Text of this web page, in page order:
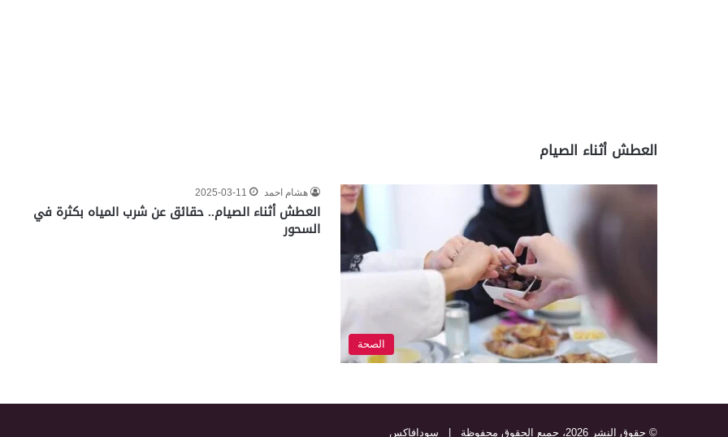
العطش أثناء الصيام
الصحة
هشام احمد 2025-03-11
العطش أثناء الصيام.. حقائق عن شرب المياه بكثرة في
السحور
© حقوق النشر 2026، جميع الحقوق محفوظة | سودافاكس